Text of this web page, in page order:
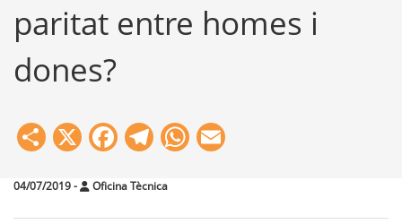
paritat entre homes i
dones?
Share
X Facebook
Telegram
WhatsApp
04/07/2019- Oficina Tècnica